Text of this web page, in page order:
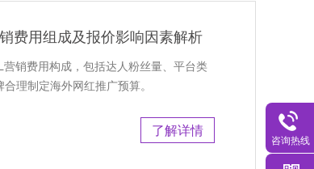
费用组成及报价影响因素解析
销费用构成，包括达人粉丝量、平台类
理制定海外网红推广预算。
了解详情
咨询热线